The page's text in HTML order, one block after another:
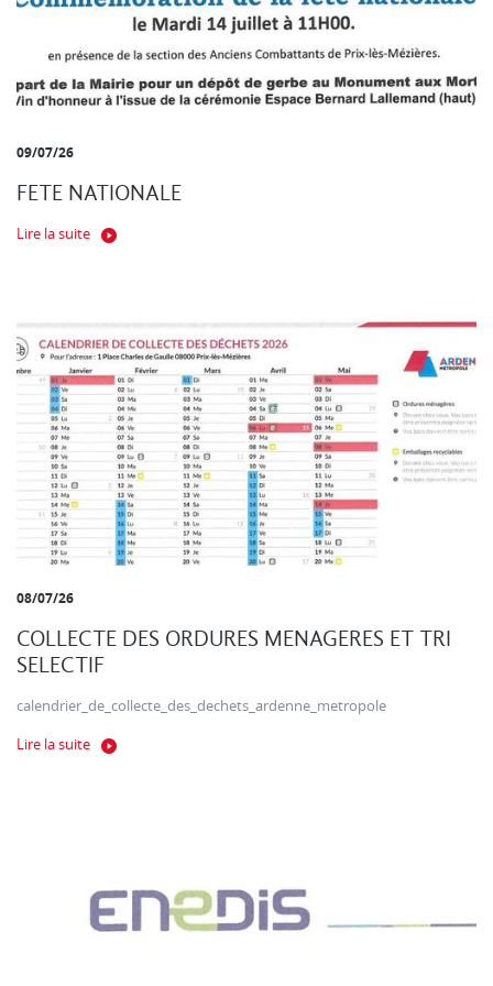
09/07/26
FETE NATIONALE
Lire la suite
08/07/26
COLLECTE DES ORDURES MENAGERES ET TRI
SELECTIF
calendrier_de_collecte_des_dechets_ardenne_metropole
Lire la suite